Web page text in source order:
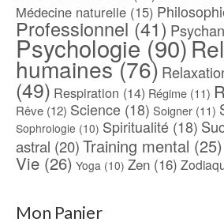
Médecine naturelle (15)
Professionnel(41)
Psychologie(90)
humaines(76)
(49) Respiration (14) Régime (11)
Rêve (12) Science (18) Soigner (11)
Sophrologie (10) Spiritualité (18)
astral (20)Training mental (25)
Vie (26) Yoga (10) Zen (16)
Mon Panier